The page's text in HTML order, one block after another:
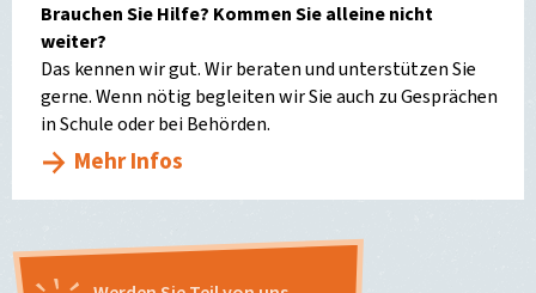
Brauchen Sie Hilfe? Kommen Sie alleine nicht
weiter?
Das kennen wir gut. Wir beraten und unterstützen Sie
gerne. Wenn nötig begleiten wir Sie auch zu Gesprächen
in Schule oder bei Behörden.
Mehr Infos